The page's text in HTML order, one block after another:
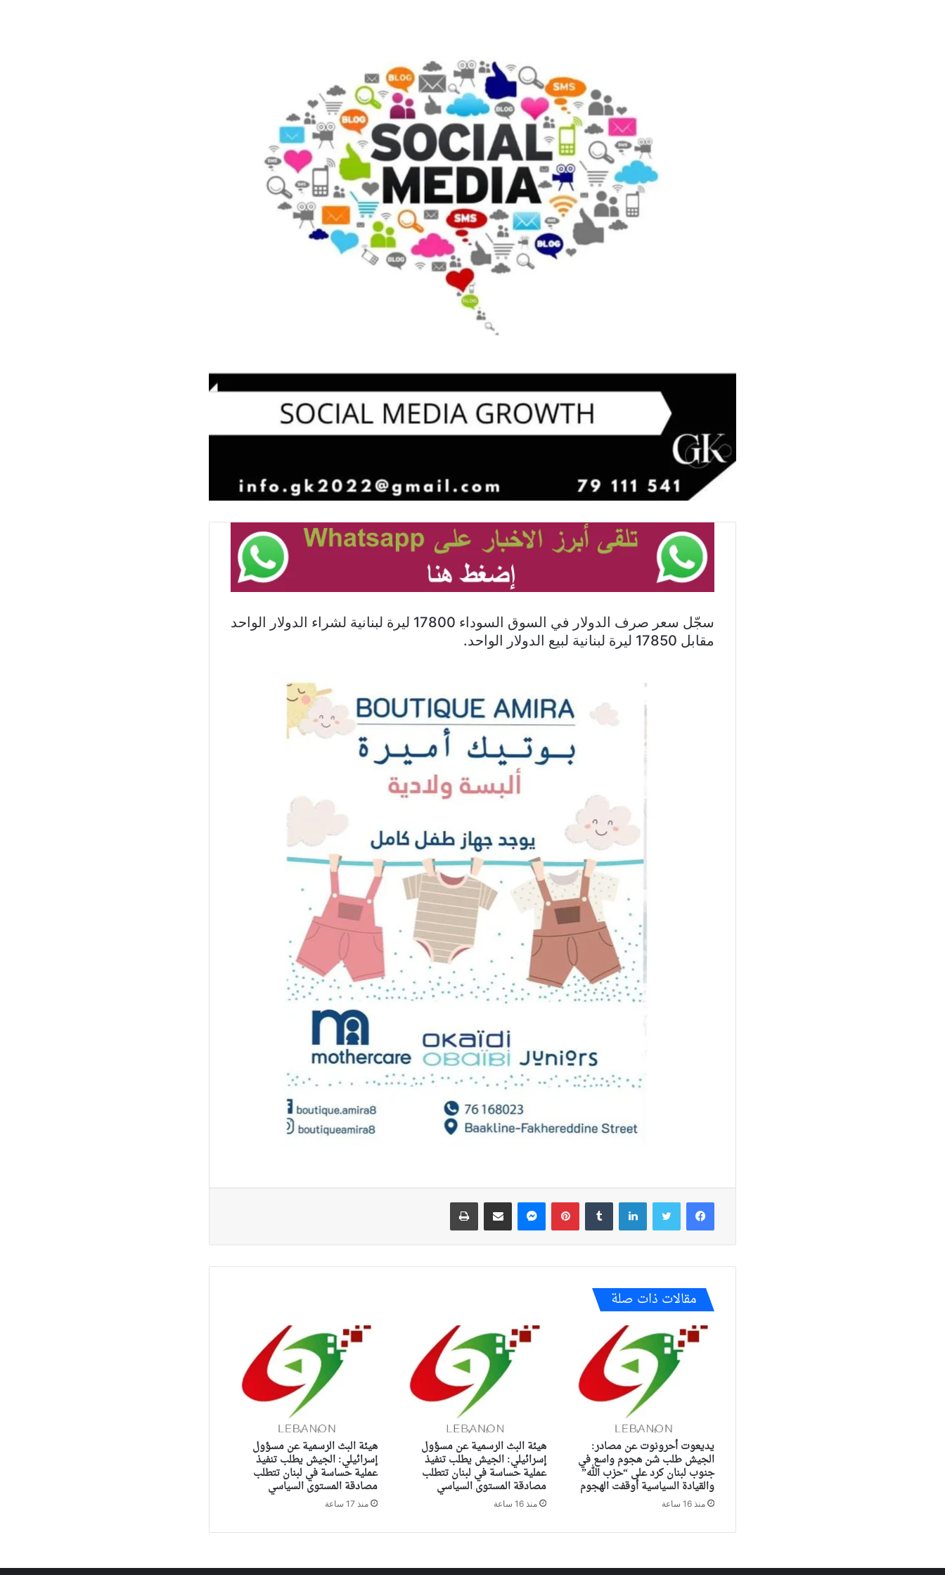
سجّل سعر صرف الدولار في السوق السوداء 17800 ليرة لبنانية لشراء الدولار الواحد
مقابل 17850 ليرة لبنانية لبيع الدولار الواحد.
فيسبوك تويتر لينكدإن بينتيريستماسنجر مشاركة عبر البريد طباعة
مقالات ذات صلة
يديعوت أحرونوت عن مصادر:
الجيش طلب شن هجوم واسع في
جنوب لبنان كرد على “حزب الله”
والقيادة السياسية أوقفت الهجوم
منذ 16 ساعة
هيئة البث الرسمية عن مسؤول
إسرائيلي: الجيش يطلب تنفيذ
عملية حساسة في لبنان تتطلب
مصادقة المستوى السياسي
منذ 16 ساعة
هيئة البث الرسمية عن مسؤول
إسرائيلي: الجيش يطلب تنفيذ
عملية حساسة في لبنان تتطلب
مصادقة المستوى السياسي
منذ 17 ساعة